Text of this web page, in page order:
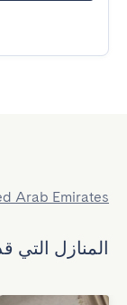
Arab Emirates
المنازل التي